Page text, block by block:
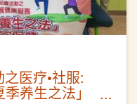
医疗•社服:
养生之法」